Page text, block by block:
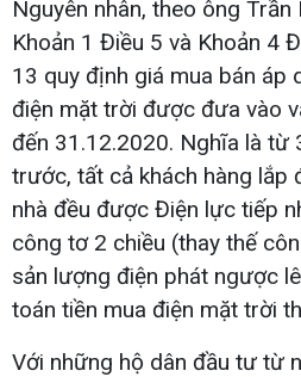
Nguyên nhân, theo ông Trần
Khoản 1 Điều 5 và Khoản 4
13 quy định giá mua bán áp
điện mặt trời được đưa vào
đến 31.12.2020. Nghĩa là từ
trước, tất cả khách hàng lắp
nhà đều được Điện lực tiếp
công tơ 2 chiều (thay thế
sản lượng điện phát ngược
toán tiền mua điện mặt trời
Với những hộ dân đầu tư từ